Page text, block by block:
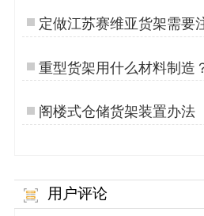
定做江苏赛维亚货架需要
项?
重型货架用什么材料制造
阁楼式仓储货架装置办法
用户评论